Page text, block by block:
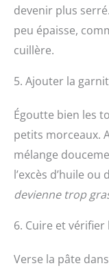
devenir plus
peu épaisse,
cuillère.
5. Ajouter la
Égoutte bien les
petits morceaux.
mélange
l’excès d’huile ou
devienne trop
6. Cuire et vérifier
Verse la pâte